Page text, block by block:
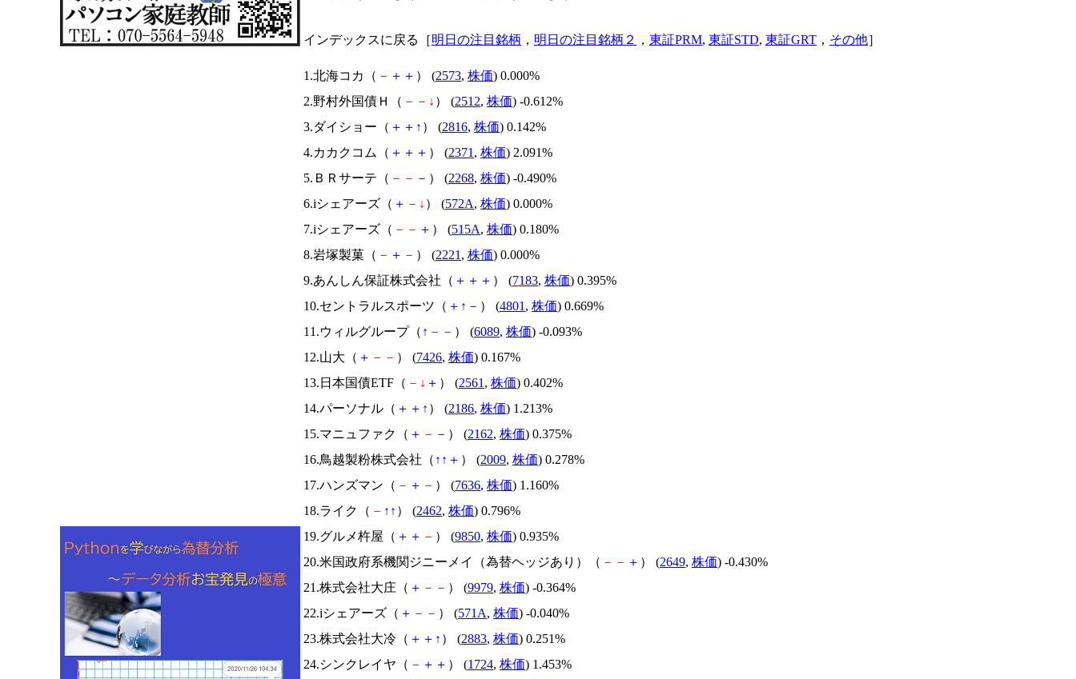
インデックスに戻る［明日の注目銘柄 ， 明日の注目銘柄２ ， 東証PRM, 東証STD, 東証GRT ， その他］
1.北海コカ（ － ＋ ＋ ） (2573, 株価) 0.000%
2.野村外国債Ｈ（ － － ↓ ） (2512, 株価) -0.612%
3.ダイショー（ ＋ ＋ ↑ ） (2816, 株価) 0.142%
4.カカクコム（ ＋ ＋ ＋ ） (2371 , 株価) 2.091%
5.ＢＲサーテ（ － － － ） (2268, 株価) -0.490%
6.iシェアーズ（ ＋ － ↓ ） (572A, 株価) 0.000%
7.iシェアーズ（ － － ＋ ） (515A, 株価) 0.180%
8.岩塚製菓（ － ＋ － ） (2221 , 株価) 0.000%
9.あんしん保証株式会社（ ＋ ＋ ＋ ） (7183, 株価) 0.395%
10.セントラルスポーツ（ ＋ ↑ － ） (4801 , 株価) 0.669%
11.ウィルグループ（ ↑ － － ） (6089, 株価) -0.093%
12.山大（ ＋ － － ） (7426, 株価) 0.167%
13.日本国債ETF（ － ↓ ＋ ） (2561 , 株価) 0.402%
14.パーソナル（ ＋ ＋ ↑ ） (2186, 株価) 1.213%
15.マニュファク（ ＋ － － ） (2162, 株価) 0.375%
16.鳥越製粉株式会社（ ↑ ↑ ＋ ） (2009, 株価) 0.278%
17.ハンズマン（ － ＋ － ） (7636, 株価) 1.160%
18.ライク（ － ↑ ↑ ） (2462, 株価) 0.796%
19.グルメ杵屋（ ＋ ＋ － ） (9850, 株価) 0.935%
20.米国政府系機関ジニーメイ（為替ヘッジあり）（ － － ＋ ） (2649, 株価) -0.430%
21.株式会社大庄（ ＋ － － ） (9979, 株価) -0.364%
22.iシェアーズ（ ＋ － － ） (571A, 株価) -0.040%
23.株式会社大冷（ ＋ ＋ ↑ ） (2883, 株価) 0.251%
24.シンクレイヤ（ － ＋ ＋ ） (1724, 株価) 1.453%